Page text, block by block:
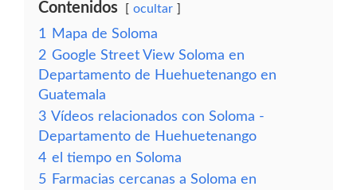
Contenidos ocultar
1
Mapa de Soloma
2 Google Street View Soloma en
Departamento de Huehuetenango en
Guatemala
3 Vídeos relacionados con Soloma -
Departamento de Huehuetenango
4 el tiempo en Soloma
5 Farmacias cercanas a Soloma en